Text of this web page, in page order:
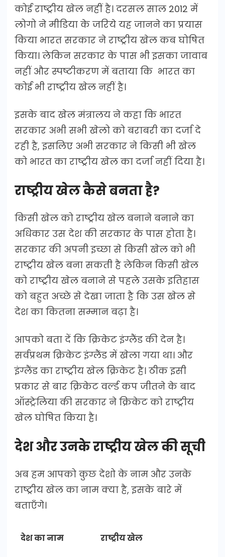
कोई राष्ट्रीय खेल नहीं है। दरसल साल 2012 में
लोगो ने मीडिया के जरिये यह जानने का प्रयास
किया भारत सरकार ने राष्ट्रीय खेल कब घोषित
किया। लेकिन सरकार के पास भी इसका जावाब
नहीं और स्पष्टीकरण में बताया कि भारत का
कोई भी राष्ट्रीय खेल नहीं है।
इसके बाद खेल मंत्रालय ने कहा कि भारत
सरकार अभी सभी खेलो को बराबरी का दर्जा दे
रही है, इसलिए अभी सरकार ने किसी भी खेल
को भारत का राष्ट्रीय खेल का दर्जा नहीं दिया है।
राष्ट्रीय खेल कैसे बनता है?
किसी खेल को राष्ट्रीय खेल बनाने बनाने का
अधिकार उस देश की सरकार के पास होता है।
सरकार की अपनी इच्छा से किसी खेल को भी
राष्ट्रीय खेल बना सकती है लेकिन किसी खेल
को राष्ट्रीय खेल बनाने से पहले उसके इतिहास
को बहुत अच्छे से देखा जाता है कि उस खेल से
देश का कितना सम्मान बढ़ा है।
आपको बता दें कि क्रिकेट इंग्लैंड की देन है।
सर्वप्रथम क्रिकेट इंग्लैंड में खेला गया था। और
इंग्लैंड का राष्ट्रीय खेल क्रिकेट है। ठीक इसी
प्रकार से बार क्रिकेट वर्ल्ड कप जीतने के बाद
ऑस्ट्रेलिया की सरकार ने क्रिकेट को राष्ट्रीय
खेल घोषित किया है।
देश और उनके राष्ट्रीय खेल की सूची
अब हम आपको कुछ देशो के नाम और उनके
राष्ट्रीय खेल का नाम क्या है, इसके बारे में
बताएँगे।
देश का नाम राष्ट्रीय खेल